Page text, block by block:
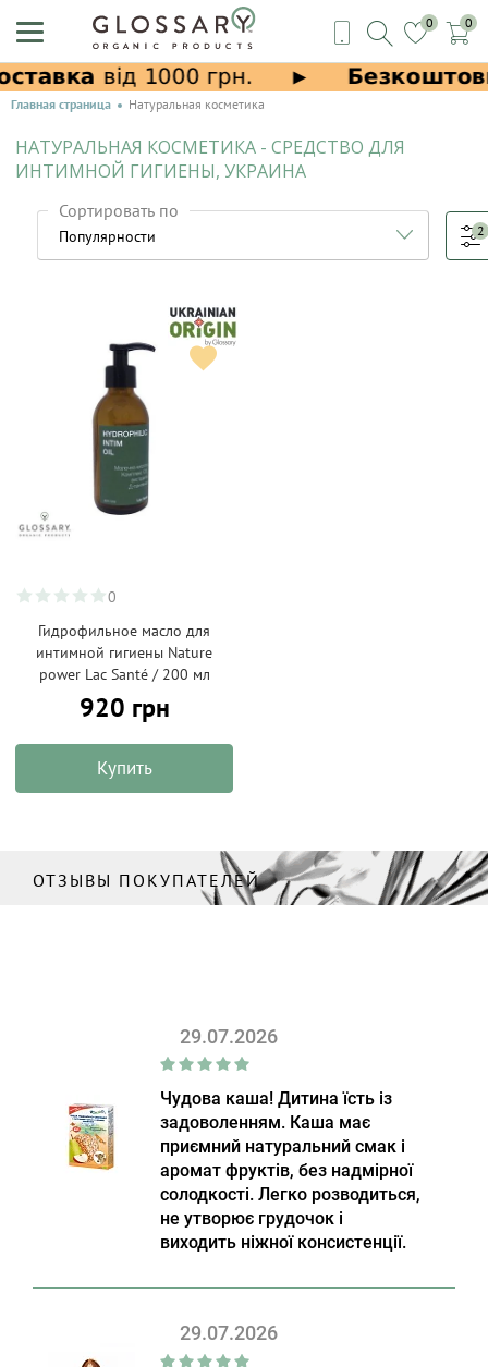
0 0
Главная страница Натуральная косметика
НАТУРАЛЬНАЯ КОСМЕТИКА - СРЕДСТВО ДЛЯ
ИНТИМНОЙ ГИГИЕНЫ, УКРАИНА
Сортировать по
2
0
Гидрофильное масло для
интимной гигиены Nature
power Lac Santé / 200 мл
920 грн
Купить
ОТЗЫВЫ ПОКУПАТЕЛЕЙ
29.07.2026
Чудова каша! Дитина їсть із
задоволенням. Каша має
приємний натуральний смак і
аромат фруктів, без надмірної
солодкості. Легко розводиться,
не утворює грудочок і
виходить ніжної консистенції.
29.07.2026